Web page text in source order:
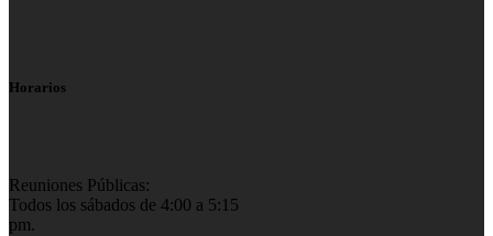
Horarios
Reuniones Públicas:
Todos los sábados de 4:00 a 5:15
pm.